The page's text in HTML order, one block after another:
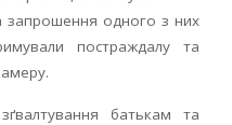
запрошення одного з них
постраждалу та
батькам та